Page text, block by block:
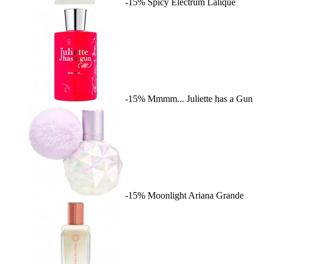
-15% Spicy Electrum Lalique
-15% Mmmm... Juliette has a Gun
-15% Moonlight Ariana Grande